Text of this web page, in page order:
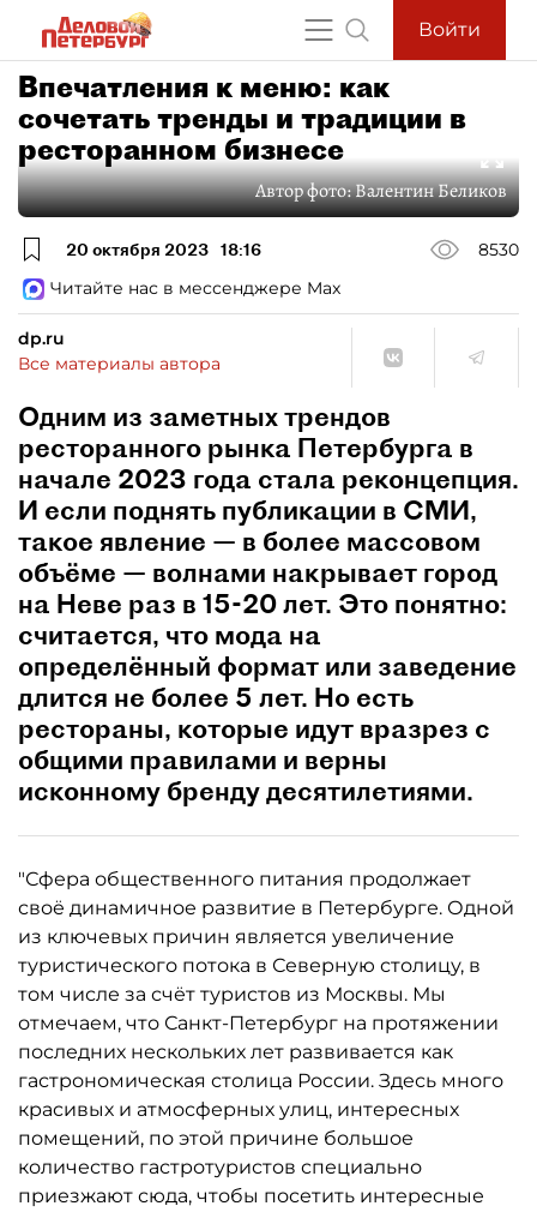
Войти
Впечатления к меню: как
сочетать тренды и традиции в
ресторанном бизнесе
Автор фото:Валентин Беликов
20 октября 2023 18:16
8530
Читайте нас в мессенджере Max
dp.ru
Все материалы автора
Одним из заметных трендов
ресторанного рынка Петербурга в
начале 2023 года стала реконцепция.
И если поднять публикации в СМИ,
такое явление — в более массовом
объёме — волнами накрывает город
на Неве раз в 15-20 лет. Это понятно:
считается, что мода на
определённый формат или заведение
длится не более 5 лет. Но есть
рестораны, которые идут вразрез с
общими правилами и верны
исконному бренду десятилетиями.
"Сфера общественного питания продолжает
своё динамичное развитие в Петербурге. Одной
из ключевых причин является увеличение
туристического потока в Северную столицу, в
том числе за счёт туристов из Москвы. Мы
отмечаем, что Санкт-Петербург на протяжении
последних нескольких лет развивается как
гастрономическая столица России. Здесь много
красивых и атмосферных улиц, интересных
помещений, по этой причине большое
количество гастротуристов специально
приезжают сюда, чтобы посетить интересные